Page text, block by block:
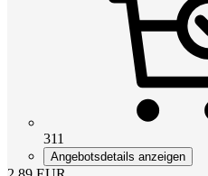
311
Angebotsdetails anzeigen